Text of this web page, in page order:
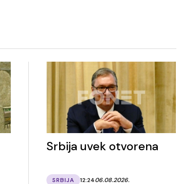
Srbija uvek otvorena
SRBIJA 12:2406.08.2026.